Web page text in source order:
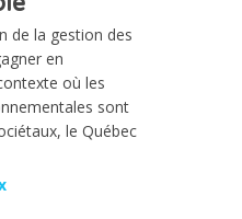
de la gestion des
en
où les
sont
le Québec